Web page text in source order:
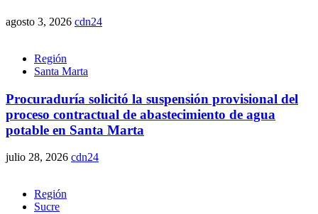
agosto 3, 2026 cdn24
Región
Santa Marta
Procuraduría solicitó la suspensión provisional del
proceso contractual de abastecimiento de agua
potable en Santa Marta
julio 28, 2026 cdn24
Región
Sucre